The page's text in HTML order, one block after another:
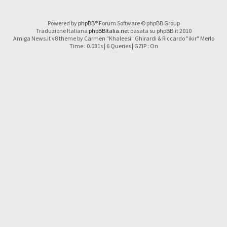
Powered by phpBB® Forum Software © phpBB Group
Traduzione Italiana phpBBItalia.netbasata su phpBB.it 2010
Amiga News.it v8 theme by Carmen "Khaleesi" Ghirardi & Riccardo "ikir" Merlo
Time : 0.031s | 6 Queries | GZIP : On